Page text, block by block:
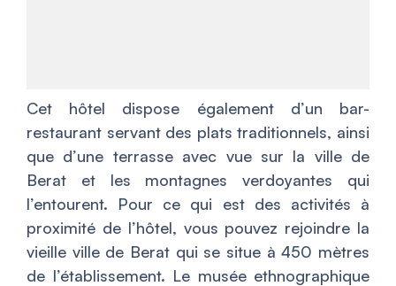
Cet hôtel dispose également d’un bar-
restaurant servant des plats traditionnels, ainsi
que d’une terrasse avec vue sur la ville de
Berat et les montagnes verdoyantes qui
l’entourent. Pour ce qui est des activités à
proximité de l’hôtel, vous pouvez rejoindre la
vieille ville de Berat qui se situe à 450 mètres
de l’établissement. Le musée ethnographique